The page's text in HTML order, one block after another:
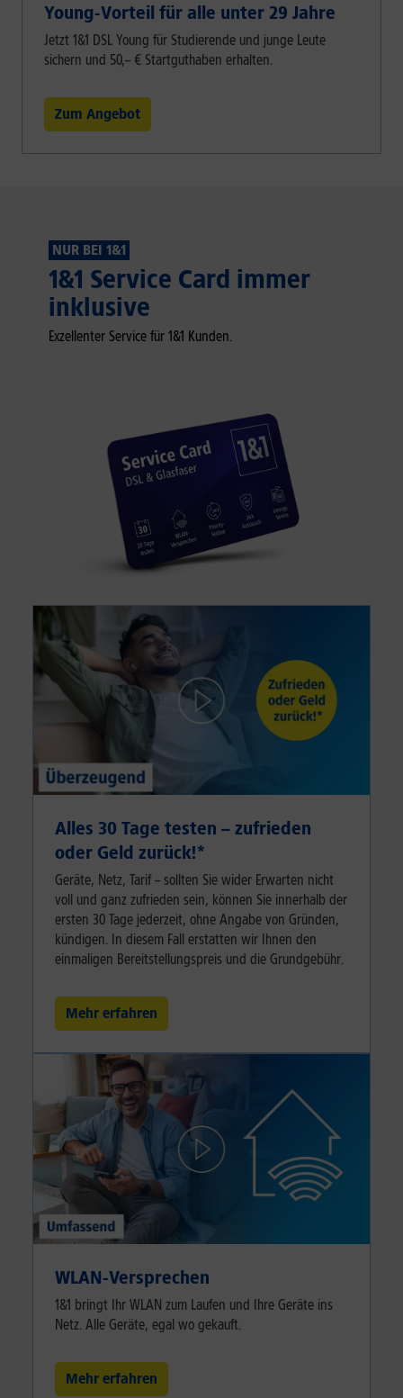
Young-Vorteil für alle unter 29 Jahre
Jetzt 1&1 DSL Young für Studierende und junge Leute
sichern und 50,– € Startguthaben erhalten.
Zum Angebot
NUR BEI 1&1
1&1 Service Card immer
inklusive
Exzellenter Service für 1&1 Kunden.
Alles 30 Tage testen – zufrieden
oder Geld zurück!⁠*
Geräte, Netz, Tarif – sollten Sie wider Erwarten nicht
voll und ganz zufrieden sein, können Sie innerhalb der
ersten 30 Tage jederzeit, ohne Angabe von Gründen,
kündigen. In diesem Fall erstatten wir Ihnen den
einmaligen Bereitstellungspreis und die Grundgebühr.
Mehr erfahren
WLAN-Versprechen
1&1 bringt Ihr WLAN zum Laufen und Ihre Geräte ins
Netz. Alle Geräte, egal wo gekauft.
Mehr erfahren